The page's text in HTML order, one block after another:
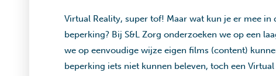
Virtual Reality, super tof! Maar wat kun je er mee
beperking? Bij S&L Zorg onderzoeken we op een
we op eenvoudige wijze eigen films (content)
beperking iets niet kunnen beleven, toch een